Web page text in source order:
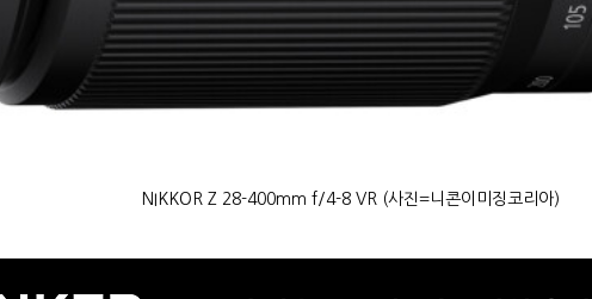
NIKKOR Z 28-400mm f/4-8 VR (사진=니콘이미징코리아)